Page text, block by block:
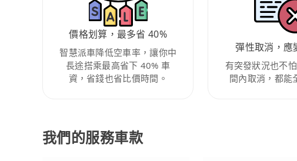
價格划算，最多省 40%
智慧派車降低空車率，讓你中
長途搭乘最高省下 40% 車
資，省錢也省比價時間。
彈性取消，應
有突發狀況也不
間內取消，都能
我們的服務車款